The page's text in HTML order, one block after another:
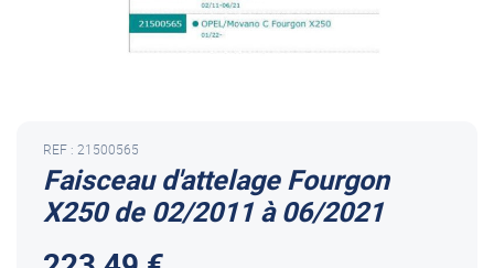
Faisceau d'attelage Fourgon
X250 de 02/2011 à 06/2021
REF : 21500565